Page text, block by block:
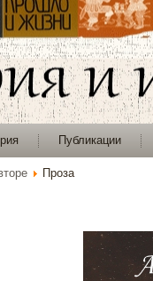
Публикации
Проза